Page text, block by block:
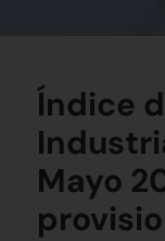
Índice
Mayo